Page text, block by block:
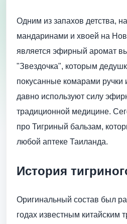
Одним из запахов детства,
мандаринами и хвоей на
является эфирный аромат
"Звездочка", которым
покусанные комарами
давно используют силу
традиционной медицине.
про Тигриный бальзам,
любой аптеке Таиланда.
История
Оригинальный состав был
годах известным китайским